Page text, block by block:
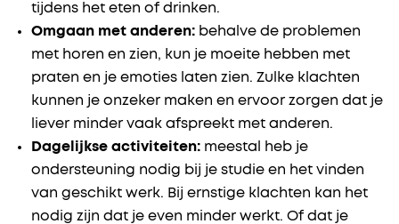
tijdens het eten of drinken.
Omgaan met anderen: behalve de problemen
met horen en zien, kun je moeite hebben met
praten en je emoties laten zien. Zulke klachten
kunnen je onzeker maken en ervoor zorgen dat je
liever minder vaak afspreekt met anderen.
Dagelijkse activiteiten: meestal heb je
ondersteuning nodig bij je studie en het vinden
van geschikt werk. Bij ernstige klachten kan het
nodig zijn dat je even minder werkt. Of dat je